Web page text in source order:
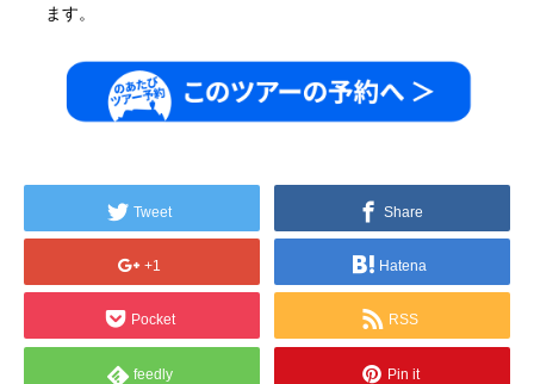
ます。
Tweet Share
+1 Hatena
Pocket RSS
feedly Pin it